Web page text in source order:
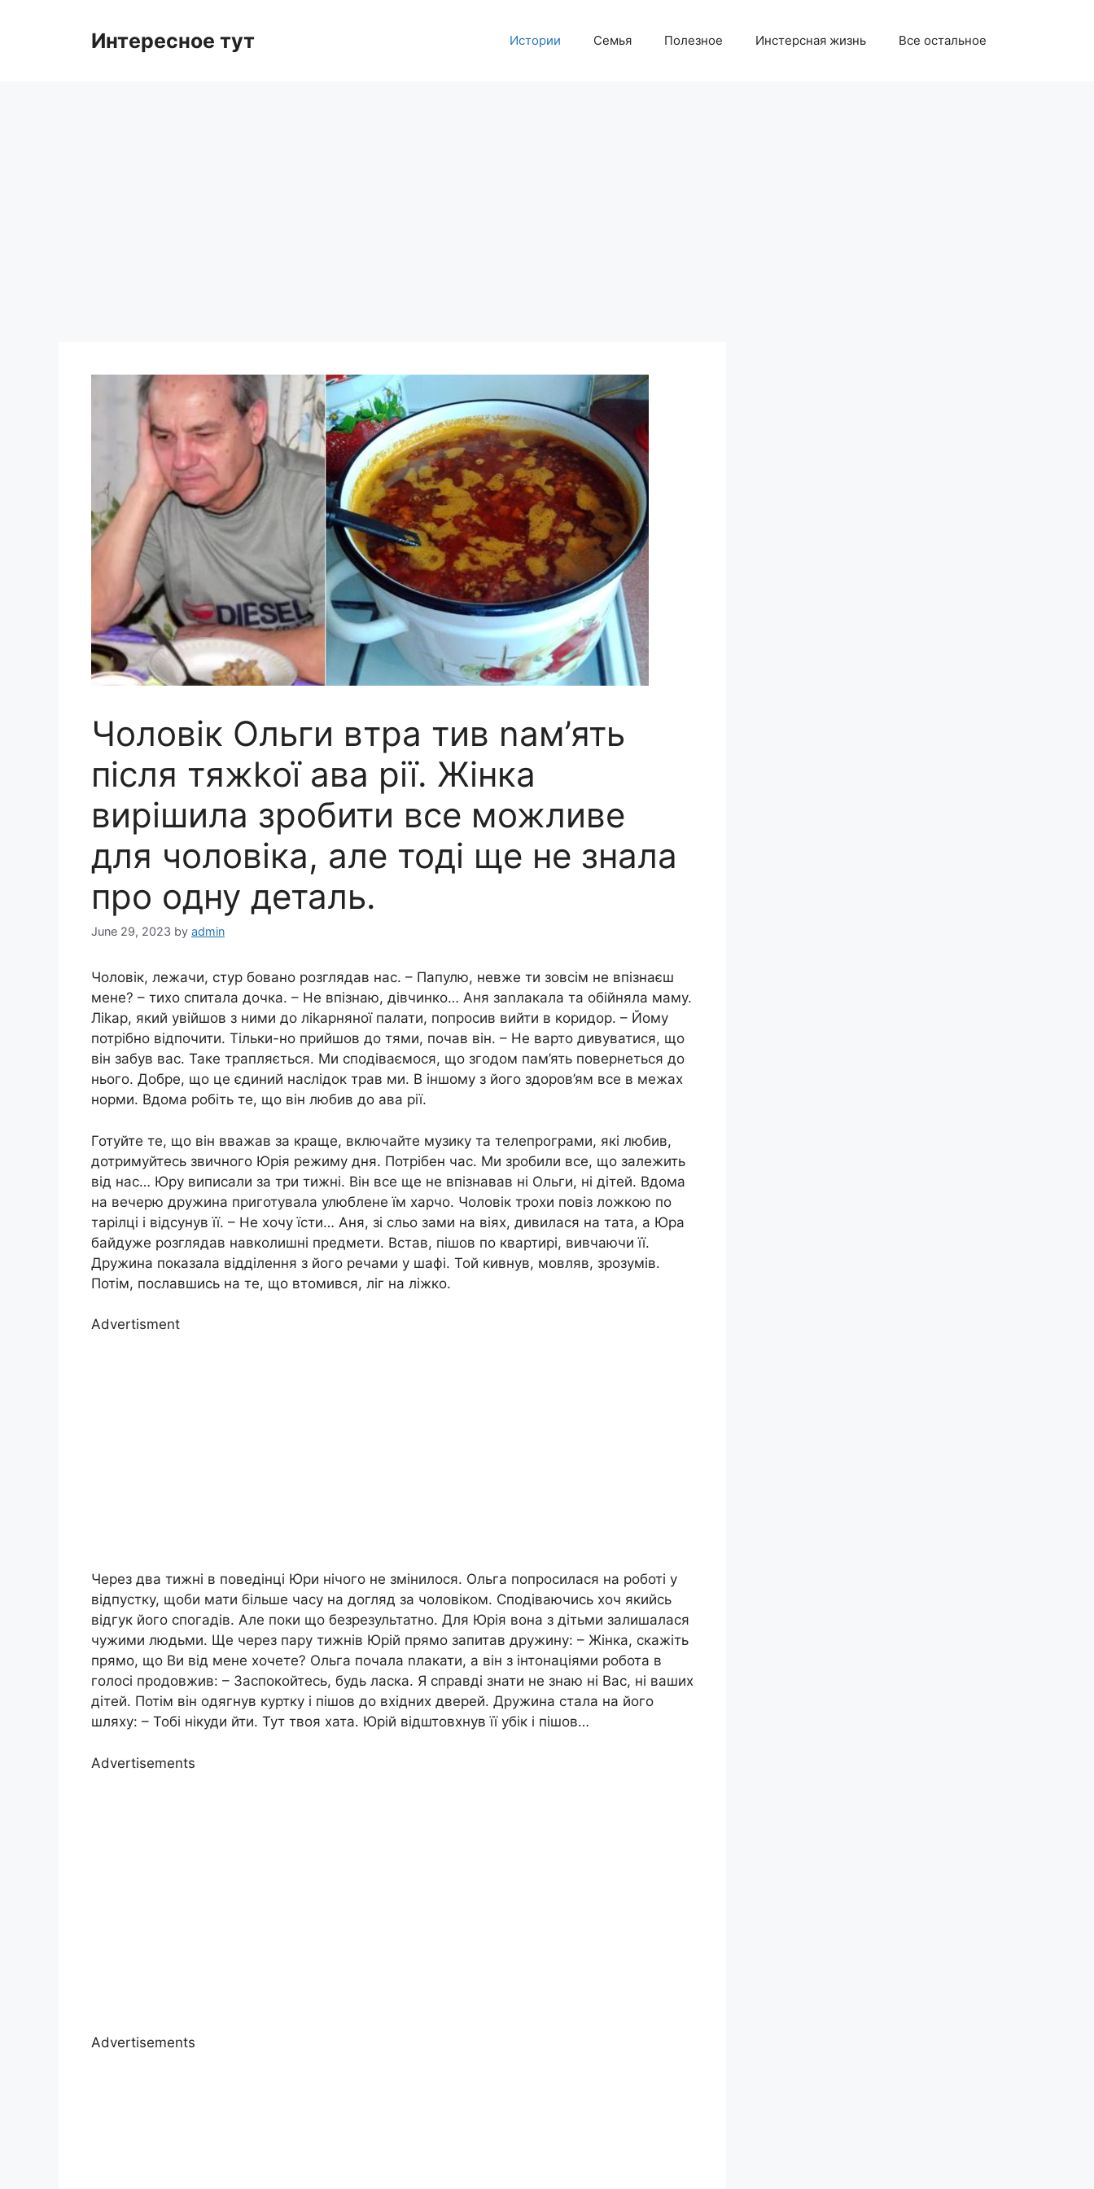
Интересное тут Истории Семья Полезное Инстерсная жизнь Все остальное
Чоловік Ольги втра тив nам’ять
після тяжkої ава рії. Жінка
вирішила зробити все можливе
для чоловіка, але тоді ще не знала
про одну деталь.
June 29, 2023 by admin
Чоловік, лежачи, стур бовано розглядав нас. – Папулю, невже ти зовсім не впізнаєш
мене? – тихо спитала дочка. – Не впізнаю, дівчинко… Аня заnлакала та обійняла маму.
Ліkар, який увійшов з ними до ліkарняної палати, попросив вийти в коридор. – Йому
потрібно відпочити. Тільки-но прийшов до тями, почав він. – Не варто дивуватися, що
він забув вас. Таке трапляється. Ми сподіваємося, що згодом пам’ять повернеться до
нього. Добре, що це єдиний наслідок трав ми. В іншому з його здоров’ям все в межах
норми. Вдома робіть те, що він любив до ава рії.
Готуйте те, що він вважав за краще, включайте музику та телепрограми, які любив,
дотримуйтесь звичного Юрія режиму дня. Потрібен час. Ми зробили все, що залежить
від нас… Юру виписали за три тижні. Він все ще не впізнавав ні Ольги, ні дітей. Вдома
на вечерю дружина приготувала улюблене їм харчо. Чоловік трохи повіз ложкою по
тарілці і відсунув її. – Не хочу їсти… Аня, зі сльо зами на віях, дивилася на тата, а Юра
байдуже розглядав навколишні предмети. Встав, пішов по квартирі, вивчаючи її.
Дружина показала відділення з його речами у шафі. Той кивнув, мовляв, зрозумів.
Потім, пославшись на те, що втомився, ліг на ліжко.
Advertisment
Через два тижні в поведінці Юри нічого не змінилося. Ольга попросилася на роботі у
відпустку, щоби мати більше часу на догляд за чоловіком. Сподіваючись хоч якийсь
відгук його спогадів. Але поки що безрезультатно. Для Юрія вона з дітьми залишалася
чужими людьми. Ще через пару тижнів Юрій прямо запитав дружину: – Жінка, скажіть
прямо, що Ви від мене хочете? Ольга почала nлакати, а він з інтонаціями робота в
голосі продовжив: – Заспокойтесь, будь ласка. Я справді знати не знаю ні Вас, ні ваших
дітей. Потім він одягнув куртку і пішов до вхідних дверей. Дружина стала на його
шляху: – Тобі нікуди йти. Тут твоя хата. Юрій відштовхнув її убік і пішов…
Advertisements
Advertisements